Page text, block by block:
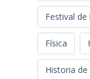
Festival
Física
Historia de